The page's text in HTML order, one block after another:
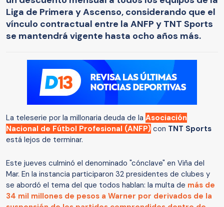
Liga de Primera y Ascenso, considerando que el
vínculo contractual entre la ANFP y TNT Sports
se mantendrá vigente hasta ocho años más.
La teleserie por la millonaria deuda de la Asociación
Nacional de Fútbol Profesional (ANFP) con TNT Sports
está lejos de terminar.
Este jueves culminó el denominado "cónclave" en Viña del
Mar. En la instancia participaron 32 presidentes de clubes y
se abordó el tema del que todos hablan: la multa de más de
34 mil millones de pesos a Warner por derivados de la